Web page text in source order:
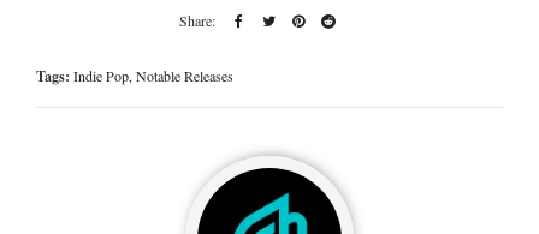
Tags: Indie Pop,Notable Releases